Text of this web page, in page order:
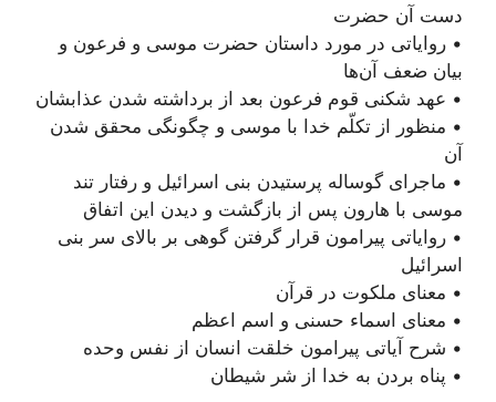
دست آن حضرت
• روایاتی در مورد داستان حضرت موسی و فرعون و
بیان ضعف آن‌ها
• عهد شکنی قوم فرعون بعد از برداشته شدن عذابشان
• منظور از تکلّم خدا با موسی و چگونگی محقق شدن
آن
• ماجرای گوساله پرستیدن بنی اسرائیل و رفتار تند
موسی با هارون پس از بازگشت و دیدن این اتفاق
• روایاتی پیرامون قرار گرفتن گوهی بر بالای سر بنی
اسرائیل
• معنای ملکوت در قرآن
• معنای اسماء حسنی و اسم اعظم
• شرح آیاتی پیرامون خلقت انسان از نفس وحده
• پناه بردن به خدا از شر شیطان